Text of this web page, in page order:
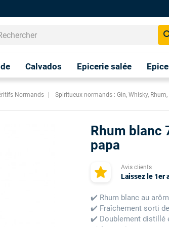
Calvados Epicerie salée
Normands Spiritueux normands : Gin, Whisky, Rhum,
Rhum blanc
papa
Avis clients
Laissez le 1er
✔️ Rhum blanc au
✔️ Fraîchement sorti
✔️ Doublement distillé